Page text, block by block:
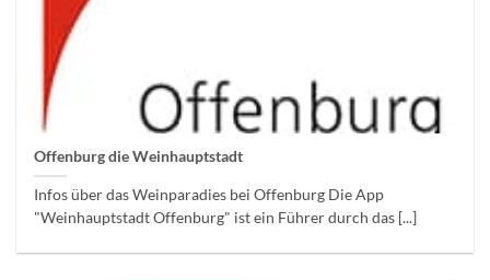
Offenburg die Weinhauptstadt
Infos über das Weinparadies bei Offenburg Die App
"Weinhauptstadt Offenburg" ist ein Führer durch das [...]